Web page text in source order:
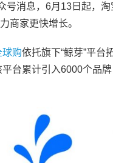
号消息，6月13日起，淘
商家更快增长。
球购依托旗下“鲸芽”平台
台累计引入6000个品